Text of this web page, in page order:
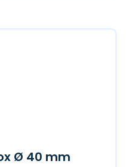
Ø 40 mm